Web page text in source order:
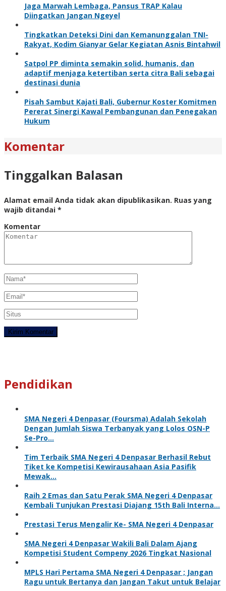
Jaga Marwah Lembaga, Pansus TRAP Kalau
Diingatkan Jangan Ngeyel
Tingkatkan Deteksi Dini dan Kemanunggalan TNI-
Rakyat, Kodim Gianyar Gelar Kegiatan Asnis Bintahwil
Satpol PP diminta semakin solid, humanis, dan
adaptif menjaga ketertiban serta citra Bali sebagai
destinasi dunia
Pisah Sambut Kajati Bali, Gubernur Koster Komitmen
Pererat Sinergi Kawal Pembangunan dan Penegakan
Hukum
Komentar
Tinggalkan Balasan
Alamat email Anda tidak akan dipublikasikan. Ruas yang
wajib ditandai *
Komentar
Pendidikan
SMA Negeri 4 Denpasar (Foursma) Adalah Sekolah
Dengan Jumlah Siswa Terbanyak yang Lolos OSN-P
Se-Pro…
Tim Terbaik SMA Negeri 4 Denpasar Berhasil Rebut
Tiket ke Kompetisi Kewirausahaan Asia Pasifik
Mewak…
Raih 2 Emas dan Satu Perak SMA Negeri 4 Denpasar
Kembali Tunjukan Prestasi Diajang 15th Bali Interna…
Prestasi Terus Mengalir Ke- SMA Negeri 4 Denpasar
SMA Negeri 4 Denpasar Wakili Bali Dalam Ajang
Kompetisi Student Compeny 2026 Tingkat Nasional
MPLS Hari Pertama SMA Negeri 4 Denpasar ; Jangan
Ragu untuk Bertanya dan Jangan Takut untuk Belajar